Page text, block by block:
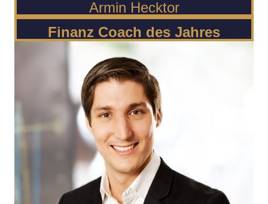
Armin Hecktor
Finanz Coach des Jahres